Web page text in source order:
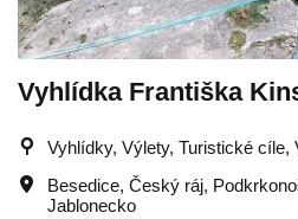
Vyhlídka Františka
Vyhlídky, Výlety, Turistické cíle,
Besedice, Český ráj,
Jablonecko